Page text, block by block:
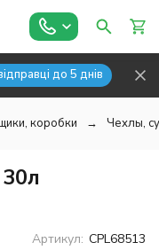
до 5 днів
коробки Чехлы,
Артикул: CPL68513